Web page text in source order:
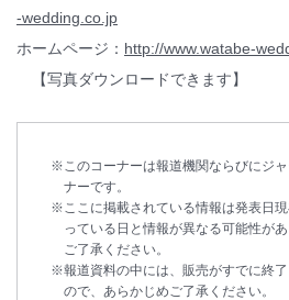
-wedding.co.jp
ホームページ： http://www.watabe-
【写真ダウンロードできます】
このコーナーは報道機関ならびにジ
ナーです。
ここに掲載されている情報は発表日
っている日と情報が異なる可能性が
ご了承ください。
報道資料の中には、販売がすでに終
ので、あらかじめご了承ください。